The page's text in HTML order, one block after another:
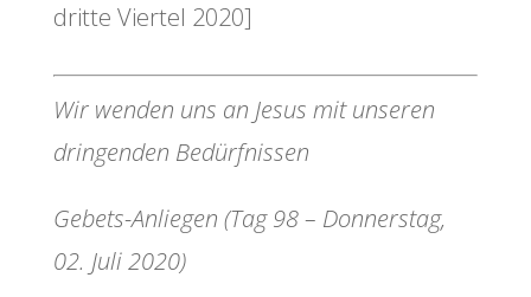
dritte Viertel 2020]
Wir wenden uns an Jesus mit unseren
dringenden Bedürfnissen
Gebets-Anliegen (Tag 98 – Donnerstag,
02. Juli 2020)